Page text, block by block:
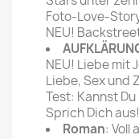
Foto-Love-
NEU!
NEU! Liebe mit
Liebe, Sex und
Test: Kannst
Sprich Dich aus!
Roman: Voll